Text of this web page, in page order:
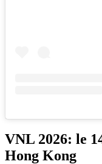
VNL 2026: le
Hong Kong